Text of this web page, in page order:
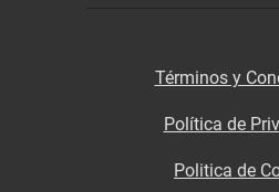
Términos y
Política de
Politica de